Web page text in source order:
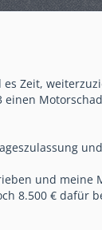
Zeit,
und meine
8.500 € dafür